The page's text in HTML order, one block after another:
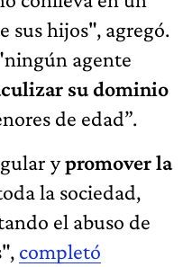
sus hijos", agregó.
agente
su dominio
de edad”.
ypromover la
la sociedad,
el abuso de
completó